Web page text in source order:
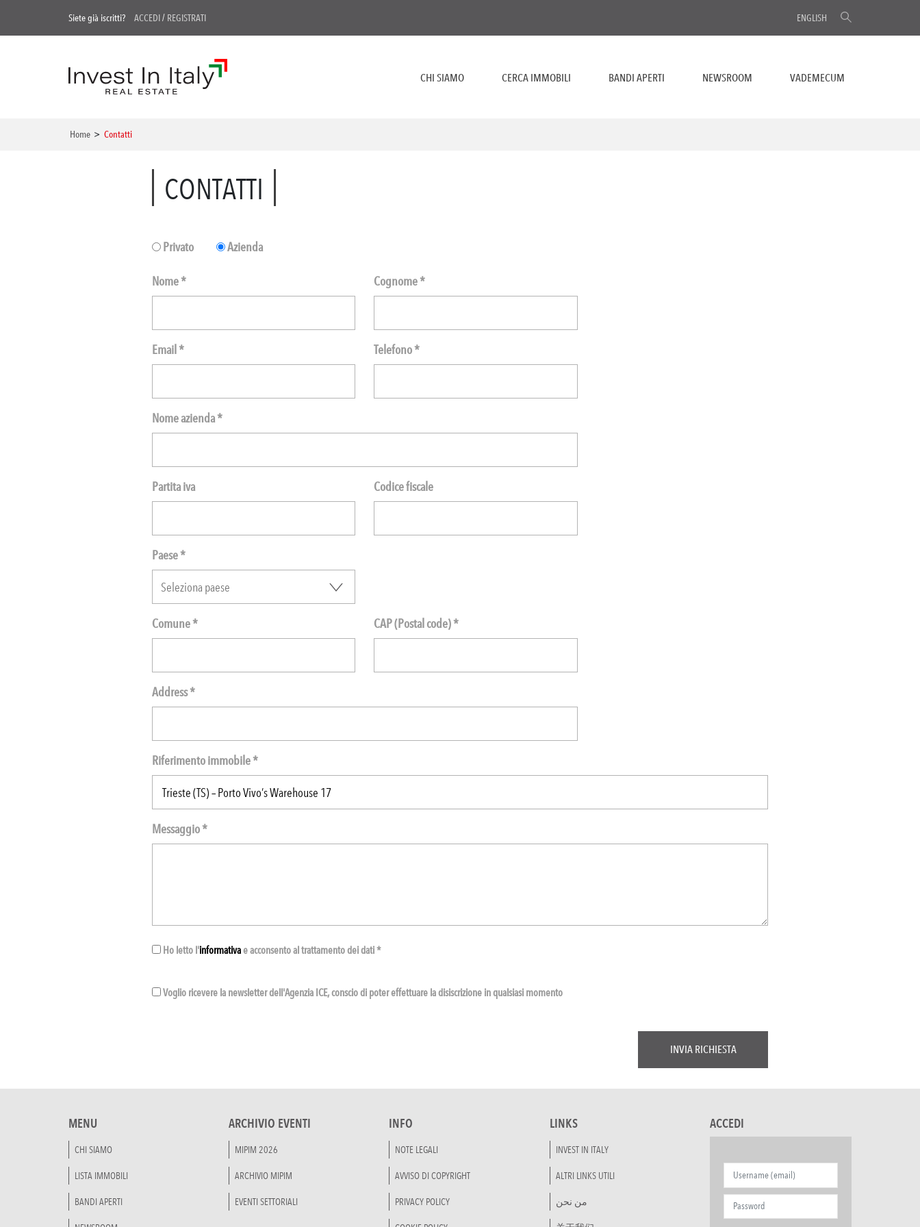
Siete già iscritti? ACCEDI/ REGISTRATI ENGLISH
CHI SIAMO CERCA IMMOBILI BANDI APERTI NEWSROOM VADEMECUM
Home > Contatti
CONTATTI
Privato Azienda
Nome * Cognome *
Email * Telefono *
Nome azienda *
Partita iva Codice fiscale
Paese *
Comune * CAP (Postal code) *
Address *
Riferimento immobile *
Messaggio *
Ho letto l'informativae acconsento al trattamento dei dati *
Voglio ricevere la newsletter dell'Agenzia ICE, conscio di poter effettuare la disiscrizione in qualsiasi momento
MENU
CHI SIAMO
LISTA IMMOBILI
BANDI APERTI
ARCHIVIO EVENTI
MIPIM 2026
ARCHIVIO MIPIM
EVENTI SETTORIALI
INFO
NOTE LEGALI
AVVISO DI COPYRIGHT
PRIVACY POLICY
LINKS
INVEST IN ITALY
ALTRI LINKS UTILI
من نحن
ACCEDI